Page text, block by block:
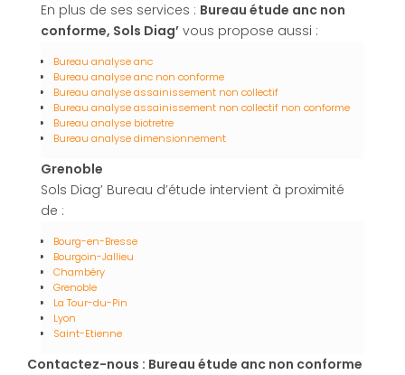
En plus de ses services : Bureau étude anc non
conforme, Sols Diag’ vous propose aussi :
Bureau analyse anc
Bureau analyse anc non conforme
Bureau analyse assainissement non collectif
Bureau analyse assainissement non collectif non conforme
Bureau analyse biotretre
Bureau analyse dimensionnement
Grenoble
Sols Diag’ Bureau d’étude intervient à proximité
de :
Bourg-en-Bresse
Bourgoin-Jallieu
Chambéry
Grenoble
La Tour-du-Pin
Lyon
Saint-Etienne
Contactez-nous : Bureau étude anc non conforme